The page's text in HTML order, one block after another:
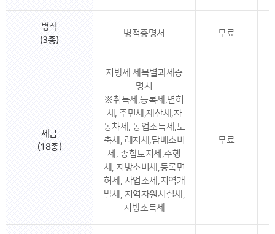
병적
(3종)
병적증명서 무료
세금
(18종)
지방세 세목별과세증
명서
※취득세,등록세,면허
세, 주민세,재산세,자
동차세, 농업소득세,도
축세, 레저세,담배소비
세, 종합토지세,주행
세, 지방소비세,등록면
허세, 사업소세,지역개
발세, 지역자원시설세,
지방소득세
무료